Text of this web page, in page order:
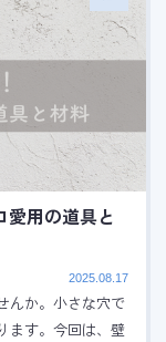
愛用の道具と
2025.08.17
んか。小さな穴で
ます。今回は、壁